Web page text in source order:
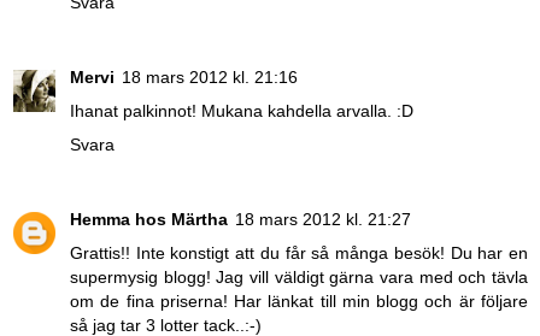
Mervi 18 mars 2012 kl. 21:16
Ihanat palkinnot! Mukana kahdella arvalla. :D
Svara
Hemma hos Märtha 18 mars 2012 kl. 21:27
Grattis!! Inte konstigt att du får så många besök! Du har en
supermysig blogg! Jag vill väldigt gärna vara med och tävla
om de fina priserna! Har länkat till min blogg och är följare
så jag tar 3 lotter tack..:-)